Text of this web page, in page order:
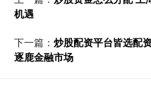
机遇
下一篇： 炒股配资平台皆选配
逐鹿金融市场